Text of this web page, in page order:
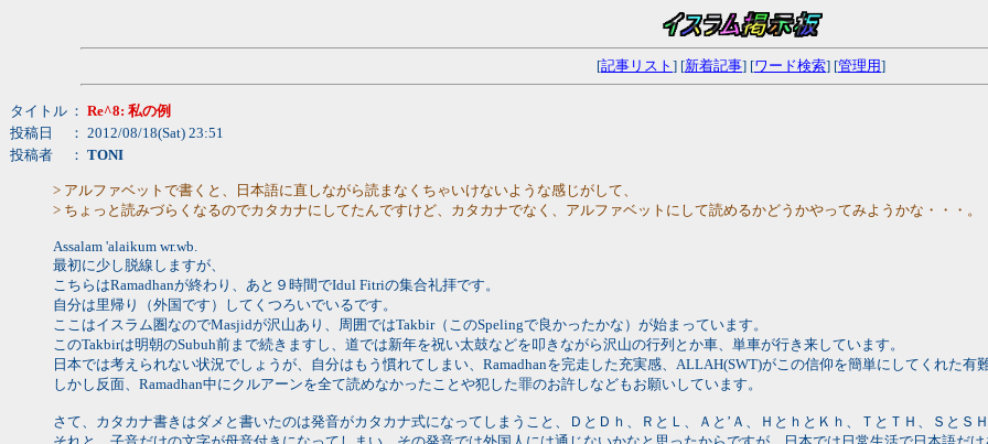
[記事リスト ] [新着記事] [ワード検索] [管理用]
タイトル ： Re^8: 私の例
投稿日
： 2012/08/18(Sat) 23:51
投稿者
： TONI
> アルファベットで書くと、日本語に直しながら読まなくちゃいけないような感じがして、
> ちょっと読みづらくなるのでカタカナにしてたんですけど、カタカナでなく、アルファベットにして読めるかどうかやってみようかな・・・。
Assalam 'alaikum wr.wb.
最初に少し脱線しますが、
こちらはRamadhanが終わり、あと９時間でIdul Fitriの集合礼拝です。
自分は里帰り（外国です）してくつろいでいるです。
ここはイスラム圏なのでMasjidが沢山あり、周囲ではTakbir（このSpelingで良かったかな）が始まっています。
このTakbirは明朝のSubuh前まで続きますし、道では新年を祝い太鼓などを叩きながら沢山の行列とか車、単車が行き来しています。
日本では考えられない状況でしょうが、自分はもう慣れてしまい、Ramadhanを完走した充実感、ALLAH(SWT)がこの信仰を簡単にしてくれた有
しかし反面、Ramadhan中にクルアーンを全て読めなかったことや犯した罪のお許しなどもお願いしています。
さて、カタカナ書きはダメと書いたのは発音がカタカナ式になってしまうこと、ＤとＤｈ、ＲとＬ、Ａと’Ａ、ＨとｈとＫｈ、ＴとＴＨ、Ｓと
それと、子音だけの文字が母音付きになってしまい、その発音では外国人には通じないかなと思ったからですが、日本では日常生活で日本語だ